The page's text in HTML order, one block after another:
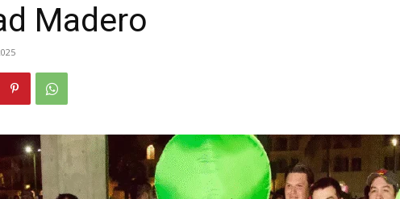
Madero